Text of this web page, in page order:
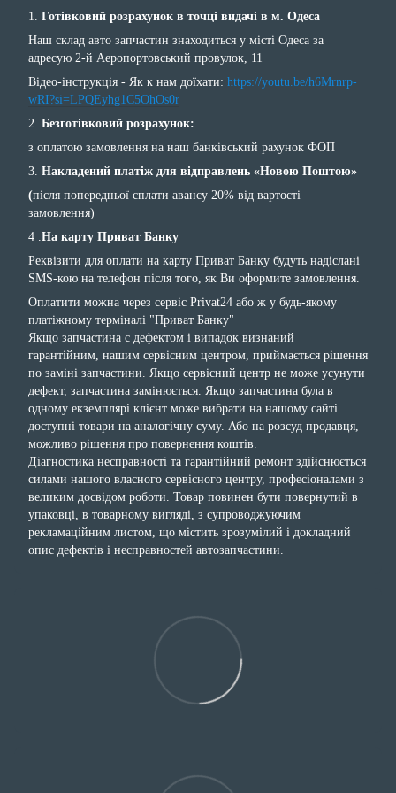
1. Готівковий розрахунок в точці видачі в м. Одеса
Наш склад авто запчастин знаходиться у місті Одеса за
адресую 2-й Аеропортовський провулок, 11
Відео-інструкція - Як к нам доїхати: https://youtu.be/h6Mrnrp-
wRI?si=LPQEyhg1C5OhOs0r
2. Безготівковий розрахунок:
з оплатою замовлення на наш банківський рахунок ФОП
3. Накладений платіж для відправлень «Новою Поштою»
(після попередньої сплати авансу 20% від вартості
замовлення)
4 . На карту Приват Банку
Реквізити для оплати на карту Приват Банку будуть надіслані
SMS-кою на телефон після того, як Ви оформите замовлення.
Оплатити можна через сервіс Privat24 або ж у будь-якому
платіжному терміналі "Приват Банку"
Якщо запчастина с дефектом і випадок визнаний
гарантійним, нашим сервісним центром, приймається рішення
по заміні запчастини. Якщо сервісний центр не може усунути
дефект, запчастина замінюється. Якщо запчастина була в
одному екземплярі клієнт може вибрати на нашому сайті
доступні товари на аналогічну суму. Або на розсуд продавця,
можливо рішення про повернення коштів.
Діагностика несправності та гарантійний ремонт здійснюється
силами нашого власного сервісного центру, професіоналами з
великим досвідом роботи. Товар повинен бути повернутий в
упаковці, в товарному вигляді, з супроводжуючим
рекламаційним листом, що містить зрозумілий і докладний
опис дефектів і несправностей автозапчастини.